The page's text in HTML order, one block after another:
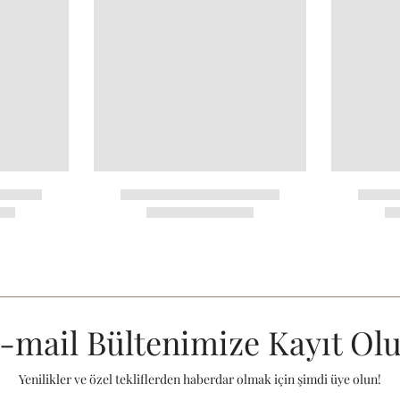
mail Bültenimize Kayıt
Yenilikler ve özel tekliflerden haberdar olmak için şimdi üye olun!